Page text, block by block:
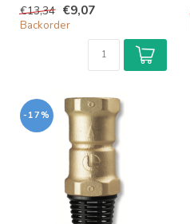
Binnenwerk kunststo...
€13,34 €9,07
Backorder
-17%